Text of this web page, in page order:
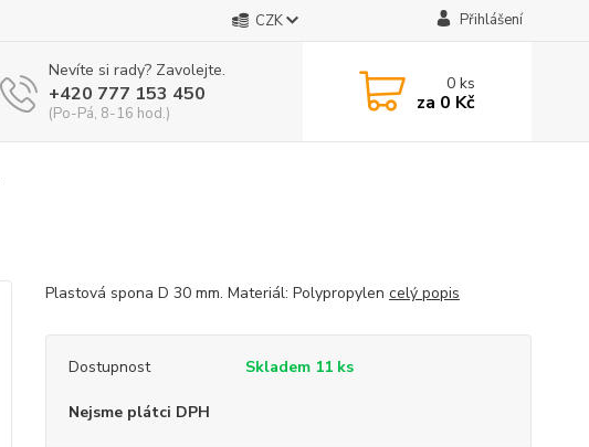
CZK Přihlášení
Nevíte si rady? Zavolejte.
+420 777 153 450
(Po-Pá, 8-16 hod.)
0ks
za 0 Kč
Plastová spona D 30 mm. Materiál: Polypropylen celý popis
Dostupnost Skladem 11 ks
Nejsme plátci DPH